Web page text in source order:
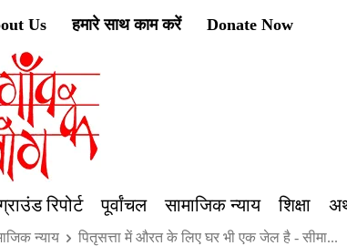
Us हमारे साथ काम करें Donate Now
रिपोर्ट पूर्वांचल सामाजिक न्याय शिक्षा
न्याय पितृसत्ता में औरत के लिए घर भी एक जेल है - सीमा...